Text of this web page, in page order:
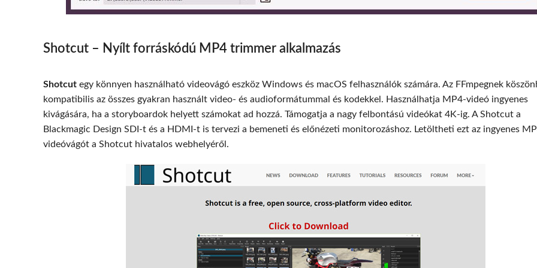
Shotcut – Nyílt forráskódú MP4 trimmer alkalmazás
Shotcut egy könnyen használható videovágó eszköz Windows és macOS felhasználók számára. Az FFmpegnek
kompatibilis az összes gyakran használt video- és audioformátummal és kodekkel. Használhatja MP4-videó ingyenes
kivágására, ha a storyboardok helyett számokat ad hozzá. Támogatja a nagy felbontású videókat 4K-ig. A Shotcut a
Blackmagic Design SDI-t és a HDMI-t is tervezi a bemeneti és előnézeti monitorozáshoz. Letöltheti ezt az ingyenes
videóvágót a Shotcut hivatalos webhelyéről.